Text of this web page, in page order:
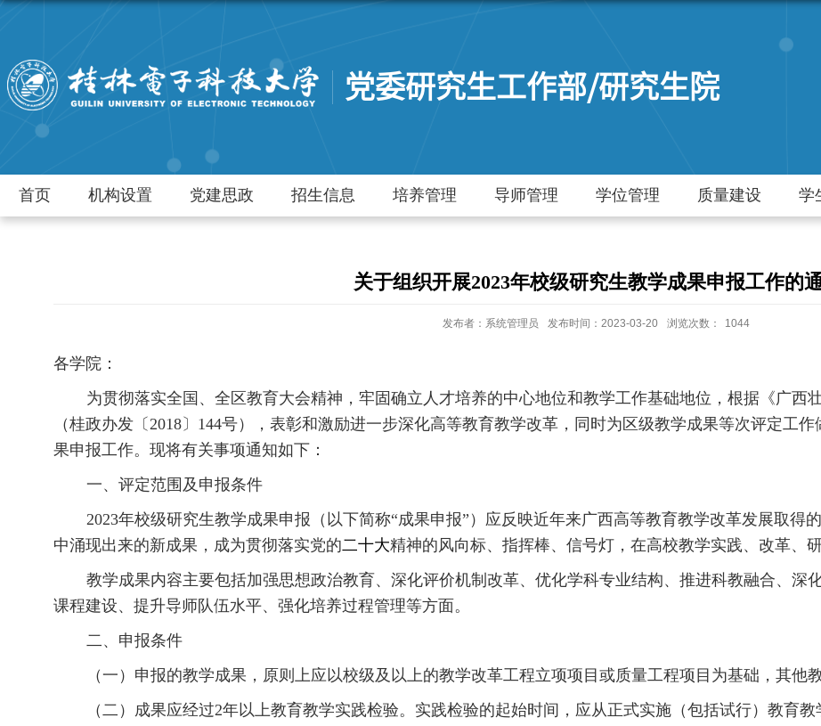
党委研究生工作部/研究生院
首页 机构设置 党建思政 招生信息 培养管理 导师管理 学位管理 质量建设 学
关于组织开展2023年校级研究生教学成果申报工作的
发布者：系统管理员 发布时间：2023-03-20 浏览次数： 1044
各学院：
为贯彻落实全国、全区教育大会精神，牢固确立人才培养的中心地位和教学工作基础地位，根据《广西
（桂政办发〔2018〕144号），表彰和激励进一步深化高等教育教学改革，同时为区级教学成果等次评定工
果申报工作。现将有关事项通知如下：
一、评定范围及申报条件
2023年校级研究生教学成果申报（以下简称“成果申报”）应反映近年来广西高等教育教学改革发展取得
中涌现出来的新成果，成为贯彻落实党的二十大精神的风向标、指挥棒、信号灯，在高校教学实践、改革、
教学成果内容主要包括加强思想政治教育、深化评价机制改革、优化学科专业结构、推进科教融合、深
课程建设、提升导师队伍水平、强化培养过程管理等方面。
二、申报条件
（一）申报的教学成果，原则上应以校级及以上的教学改革工程立项项目或质量工程项目为基础，其他
（二）成果应经过2年以上教育教学实践检验。实践检验的起始时间，应从正式实施（包括试行）教育